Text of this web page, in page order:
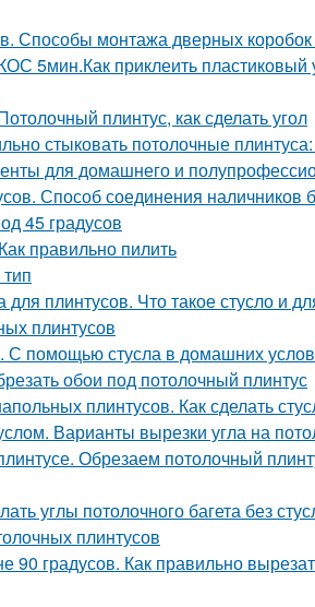
Способы монтажа дверных
5мин.Как приклеить пластиковый
плинтус, как сделать угол
стыковать потолочные
для домашнего и
Способ соединения наличников
45 градусов
правильно пилить
плинтусов. Что такое стусло и
плинтусов
С помощью стусла в домашних
обои под потолочный плинтус
плинтусов. Как сделать
Варианты вырезки угла на
Обрезаем потолочный
углы потолочного багета без
плинтусов
90 градусов. Как правильно